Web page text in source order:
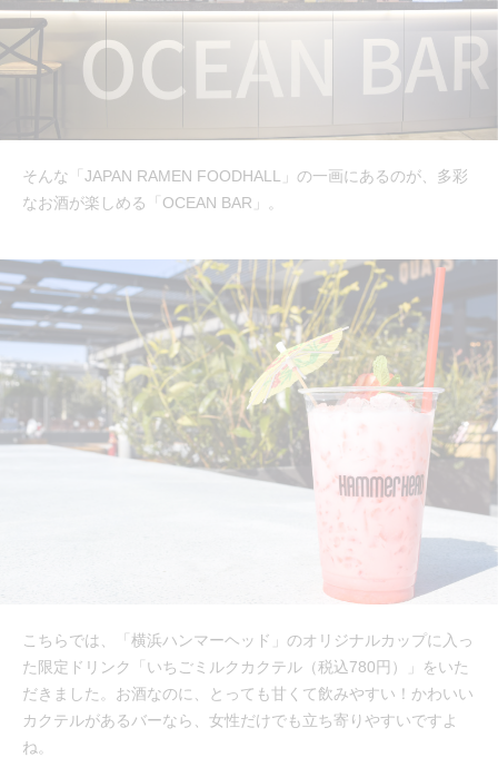
そんな「JAPAN RAMEN FOODHALL」の一画にあるのが、多彩
なお酒が楽しめる「OCEAN BAR」。
こちらでは、「横浜ハンマーヘッド」のオリジナルカップに入っ
た限定ドリンク「いちごミルクカクテル（税込780円）」をいた
だきました。お酒なのに、とっても甘くて飲みやすい！かわいい
カクテルがあるバーなら、女性だけでも立ち寄りやすいですよ
ね。